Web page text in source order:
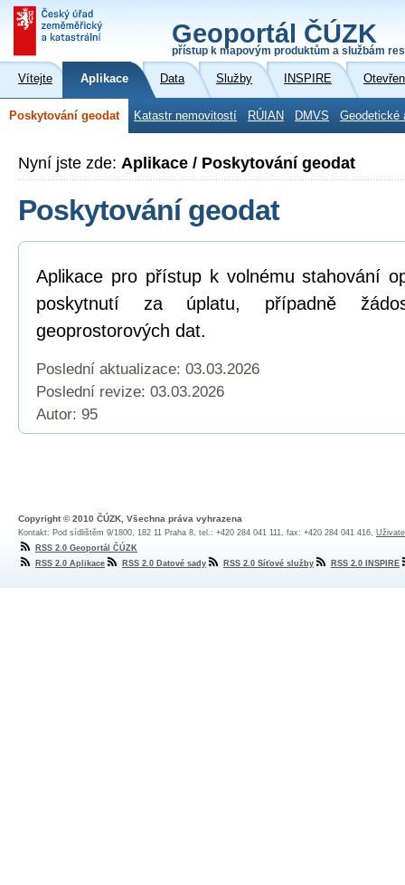
Geoportál ČÚZK
přístup k mapovým produktům a službám
Vítejte Aplikace Data Služby INSPIRE
Poskytování geodat Katastr nemovitostí RÚIAN DMVS Geodetické
Nyní jste zde: Aplikace / Poskytování geodat
Poskytování geodat
Aplikace pro přístup k volnému stahování
poskytnutí za úplatu, případně
geoprostorových dat.
Poslední aktualizace: 03.03.2026
Poslední revize: 03.03.2026
Autor: 95
Copyright © 2010 ČÚZK, Všechna práva vyhrazena
Kontakt: Pod sídlištěm 9/1800, 182 11 Praha 8, tel.: +420 284 041 111, fax: +420 284 041 416,
RSS 2.0 Geoportál ČÚZK
RSS 2.0 Aplikace
RSS 2.0 Datové sady RSS 2.0 Síťové služby RSS 2.0 INSPIRE